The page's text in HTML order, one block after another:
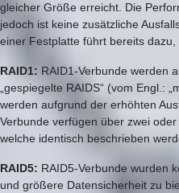
gleicher Größe erreicht. Die
jedoch ist keine zusätzliche
einer Festplatte führt bereits
RAID1: RAID1-Verbunde werden
„gespiegelte RAIDS“ (vom Engl.:
werden aufgrund der erhöhten
Verbunde verfügen über zwei
welche identisch beschrieben
RAID5: RAID5-Verbunde wurden
und größere Datensicherheit zu